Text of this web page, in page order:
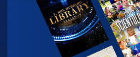
KIJK